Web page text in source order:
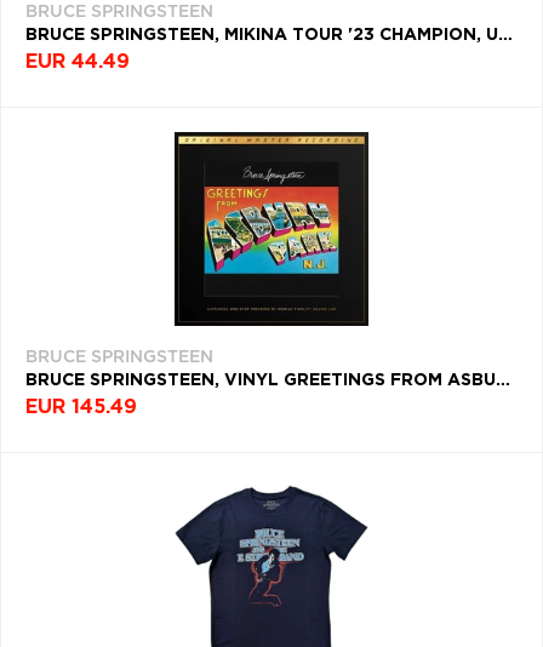
BRUCE SPRINGSTEEN
BRUCE SPRINGSTEEN, MIKINA TOUR '23 CHAMPION, UNISEX, ČIERNA
EUR 44.49
BRUCE SPRINGSTEEN
BRUCE SPRINGSTEEN, VINYL GREETINGS FROM ASBURY PARK, NJ (MOBILE FIDELITY EDITION)
EUR 145.49